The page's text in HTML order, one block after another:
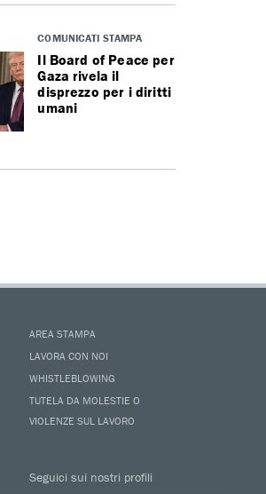
COMUNICATI STAMPA
Il Board of Peace per
Gaza rivela il
disprezzo per i diritti
umani
AREA STAMPA
LAVORA CON NOI
WHISTLEBLOWING
TUTELA DA MOLESTIE O
VIOLENZE SUL LAVORO
Seguici sui nostri profili